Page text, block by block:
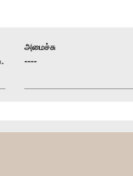
அமைச்சு
----